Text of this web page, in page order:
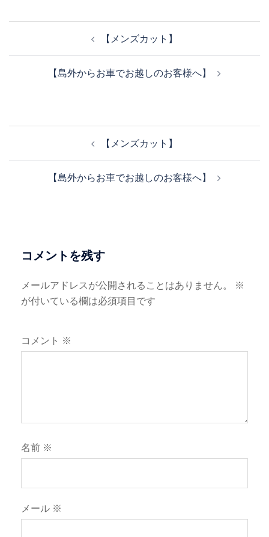
投
ナ
シ
ン
【メンズカット】
【島外からお車でお越しのお客様へ】
投
ナ
ョ
【メンズカット】
【島外からお車でお越しのお客様へ】
コメントを残す
メールアドレスが公開されることはありません。
※
が付いている欄は必須項目です
コメント ※
名前 ※
メール ※